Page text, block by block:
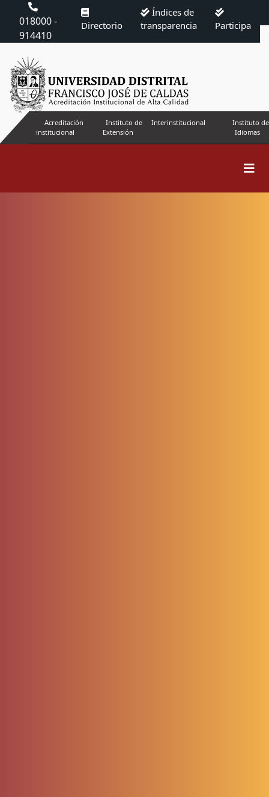
018000 -
914410
Directorio
Índices de
transparencia
Participa
Acreditación
institucional
Instituto de
Extensión
Interinstitucional
Instituto de
Idiomas